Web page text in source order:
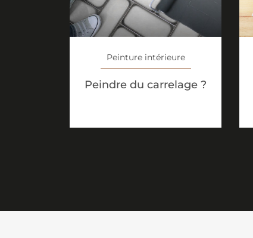
Peinture intérieure
Peindre du carrelage ?